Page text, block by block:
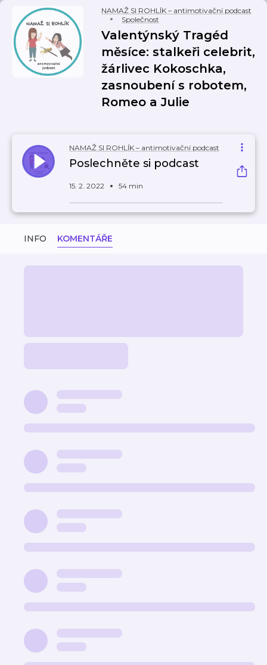
NAMAŽ SI ROHLÍK – antimotivační podcast
Společnost
Valentýnský Tragéd
měsíce: stalkeři celebrit,
žárlivec Kokoschka,
zasnoubení s robotem,
Romeo a Julie
NAMAŽ SI ROHLÍK – antimotivační podcast
Poslechněte si podcast
15. 2. 2022 54 min
INFO KOMENTÁŘE